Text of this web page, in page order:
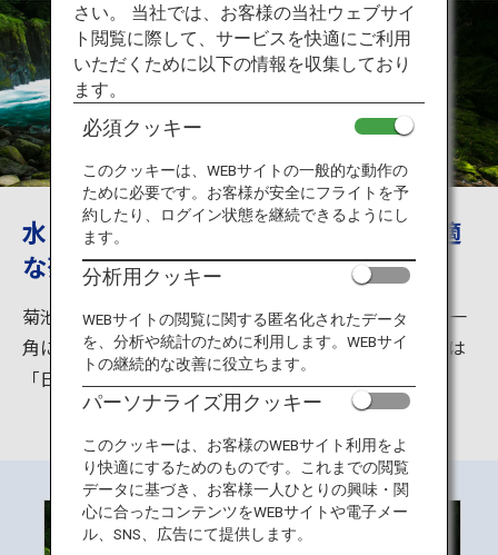
行き先
旅のお役立ち情報
ANA サービス
水と緑の爽やかな風 避暑地として最適
な菊池渓谷
菊池渓谷は菊池市の北東部、阿蘇くじゅう国立公園の一
角に位置しており、阿蘇外輪山から湧き出した伏流水は
「日本名水百選」にも選ばれるほど清らかです。
さい。 当社では、お客様の当社ウェブサイ
ト閲覧に際して、サービスを快適にご利用
いただくために以下の情報を収集しており
ます。
必須クッキー
このクッキーは、WEBサイトの一般的な動作の
ために必要です。お客様が安全にフライトを予
約したり、ログイン状態を継続できるようにし
ます。
分析用クッキー
WEBサイトの閲覧に関する匿名化されたデータ
を、分析や統計のために利用します。WEBサイ
トの継続的な改善に役立ちます。
パーソナライズ用クッキー
このクッキーは、お客様のWEBサイト利用をよ
り快適にするためのものです。これまでの閲覧
データに基づき、お客様一人ひとりの興味・関
心に合ったコンテンツをWEBサイトや電子メー
ル、SNS、広告にて提供します。